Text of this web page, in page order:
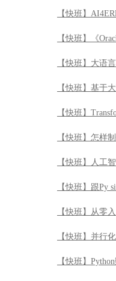
【快班】
【快班】《
【快班】大语
【快班】基于
【快班】
【快班】怎样
【快班】人工
【快班】跟Py
【快班】从零
【快班】并行
【快班】